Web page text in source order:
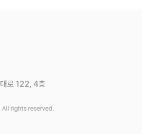
로 122, 4층
rights reserved.